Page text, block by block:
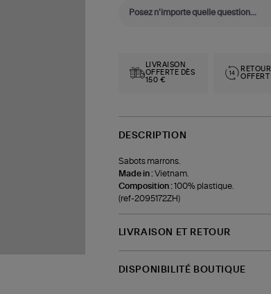
LIVRAISON
OFFERTE DÈS
150 €
RETOUR
OFFERT
DESCRIPTION
Sabots marrons.
Made in :Vietnam.
Composition :100% plastique.
(ref-2095172ZH)
LIVRAISON ET RETOUR
DISPONIBILITÉ BOUTIQUE